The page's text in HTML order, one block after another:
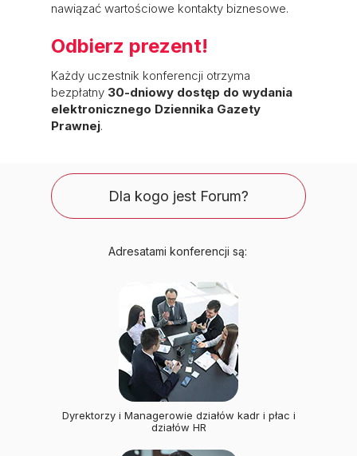
nawiązać wartościowe kontakty biznesowe.
Odbierz prezent!
Każdy uczestnik konferencji otrzyma
bezpłatny 30-dniowy dostęp do wydania
elektronicznego Dziennika Gazety
Prawnej.
Dla kogo jest Forum?
Adresatami konferencji są:
Dyrektorzy i Managerowie działów kadr i płac i
działów HR